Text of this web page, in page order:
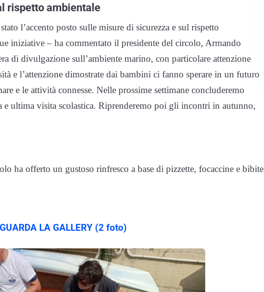
rispetto ambientale
l’accento posto sulle misure di sicurezza e sul rispetto
iniziative – ha commentato il presidente del circolo, Armando
di divulgazione sull’ambiente marino, con particolare attenzione
e l’attenzione dimostrate dai bambini ci fanno sperare in un futuro
e le attività connesse. Nelle prossime settimane concluderemo
e ultima visita scolastica. Riprenderemo poi gli incontri in autunno,
ha offerto un gustoso rinfresco a base di pizzette, focaccine e bibite
GUARDA LA GALLERY (2 foto)